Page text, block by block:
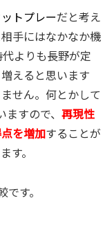
トプレーだと考え
手にはなかなか機
よりも長野が定
えると思います
せん。何とかして
すので、 再現性
を増加することが
す。
す。